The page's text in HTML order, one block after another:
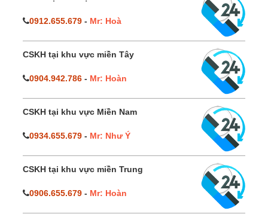
0912.655.679 - Mr: Hoà
CSKH tại khu vực miền Tây
0904.942.786 - Mr: Hoàn
CSKH tại khu vực Miền Nam
0934.655.679 - Mr: Như Ý
CSKH tại khu vực miền Trung
0906.655.679 - Mr: Hoàn